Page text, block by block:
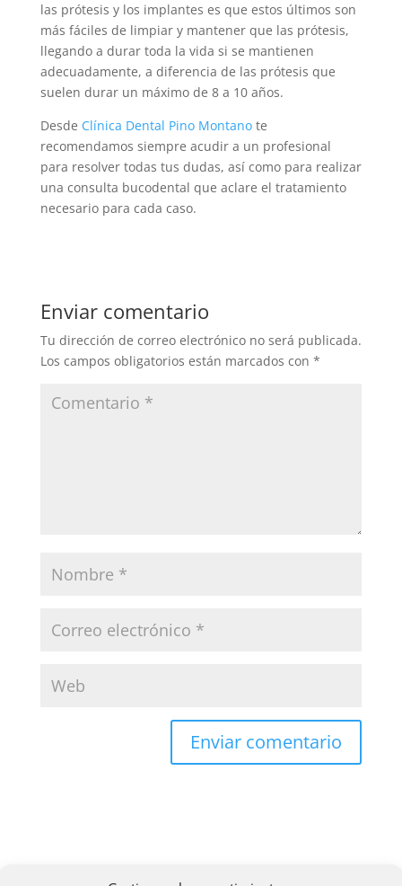
las prótesis y los implantes es que estos últimos son
más fáciles de limpiar y mantener que las prótesis,
llegando a durar toda la vida si se mantienen
adecuadamente, a diferencia de las prótesis que
suelen durar un máximo de 8 a 10 años.
Desde Clínica Dental Pino Montanote
recomendamos siempre acudir a un profesional
para resolver todas tus dudas, así como para realizar
una consulta bucodental que aclare el tratamiento
necesario para cada caso.
Enviar comentario
Tu dirección de correo electrónico no será publicada.
Los campos obligatorios están marcados con *